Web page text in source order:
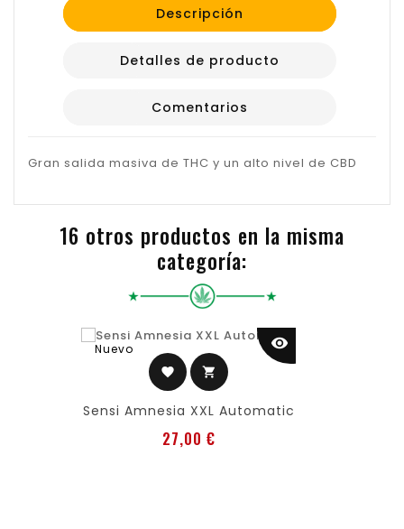
Descripción
Detalles de producto
Comentarios
Gran salida masiva de THC y un alto nivel de CBD
16 otros productos en la misma
categoría:
Nuevo
favorite shopping_cart
visibility
Sensi Amnesia XXL Automatic
27,00 €Precio